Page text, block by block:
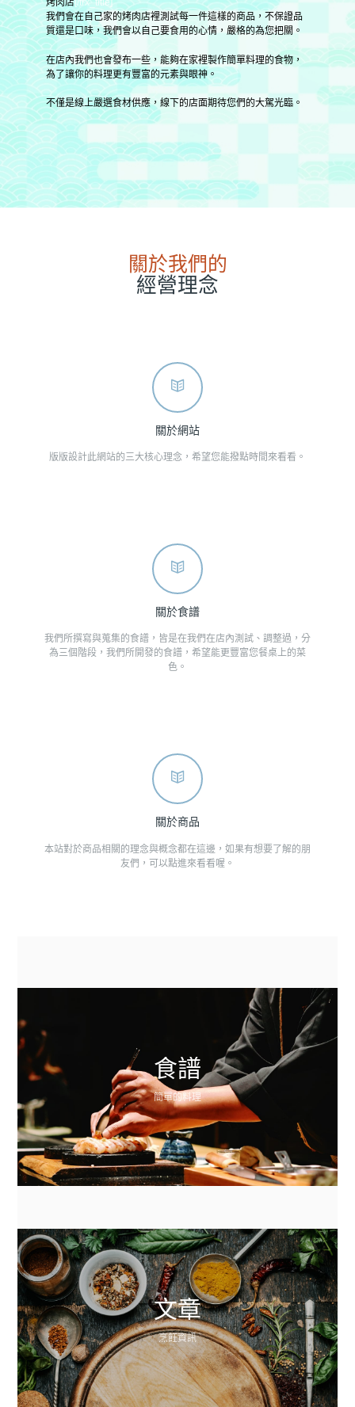
烤肉店 [/trx_title]
我們會在自己家的烤肉店裡測試每一件這樣的商品，不保證品
質還是口味，我們會以自己要食用的心情，嚴格的為您把關。
在店內我們也會發布一些，能夠在家裡製作簡單料理的食物，
為了讓你的料理更有豐富的元素與眼神。
不僅是線上嚴選食材供應，線下的店面期待您們的大駕光臨。
關於我們的
經營理念
關於網站
版版設計此網站的三大核心理念，希望您能撥點時間來看看。
關於食譜
我們所撰寫與蒐集的食譜，皆是在我們在店內測試、調整過，分
為三個階段，我們所開發的食譜，希望能更豐富您餐桌上的菜
色。
關於商品
本站對於商品相關的理念與概念都在這邊，如果有想要了解的朋
友們，可以點進來看看喔。
食譜
簡單的料理
文章
烹飪資訊